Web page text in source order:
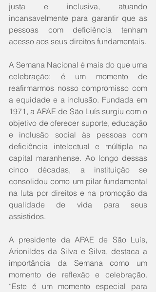
justa e inclusiva, atuando
incansavelmente para garantir que as
pessoas com deficiência tenham
acesso aos seus direitos fundamentais.
A Semana Nacional é mais do que uma
celebração; é um momento de
reafirmarmos nosso compromisso com
a equidade e a inclusão. Fundada em
1971, a APAE de São Luís surgiu com o
objetivo de oferecer suporte, educação
e inclusão social às pessoas com
deficiência intelectual e múltipla na
capital maranhense. Ao longo dessas
cinco décadas, a instituição se
consolidou como um pilar fundamental
na luta por direitos e na promoção da
qualidade de vida para seus
assistidos.
A presidente da APAE de São Luís,
Arionildes da Silva e Silva, destaca a
importância da Semana como um
momento de reflexão e celebração.
“Este é um momento especial para